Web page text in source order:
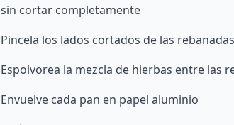
sin cortar completamente
Pincela los lados cortados de las
Espolvorea la mezcla de hierbas entre las
Envuelve cada pan en papel aluminio